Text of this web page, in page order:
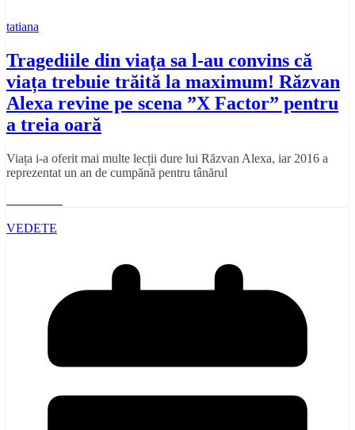
tatiana
Tragediile din viaţa sa l-au convins că
viața trebuie trăită la maximum! Răzvan
Alexa revine pe scena ”X Factor” pentru
a treia oară
Viața i-a oferit mai multe lecții dure lui Răzvan Alexa, iar 2016 a
reprezentat un an de cumpănă pentru tânărul
VEDETE